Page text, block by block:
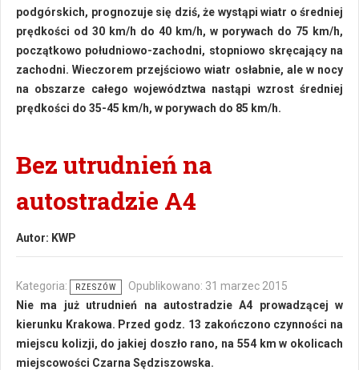
podgórskich, prognozuje się dziś, że wystąpi wiatr o średniej
prędkości od 30 km/h do 40 km/h, w porywach do 75 km/h,
początkowo południowo-zachodni, stopniowo skręcający na
zachodni. Wieczorem przejściowo wiatr osłabnie, ale w nocy
na obszarze całego województwa nastąpi wzrost średniej
prędkości do 35-45 km/h, w porywach do 85 km/h.
Bez utrudnień na
autostradzie A4
Autor: KWP
Kategoria: RZESZÓW
Opublikowano: 31 marzec 2015
Nie ma już utrudnień na autostradzie A4 prowadzącej w
kierunku Krakowa. Przed godz. 13 zakończono czynności na
miejscu kolizji, do jakiej doszło rano, na 554 km w okolicach
miejscowości Czarna Sędziszowska.